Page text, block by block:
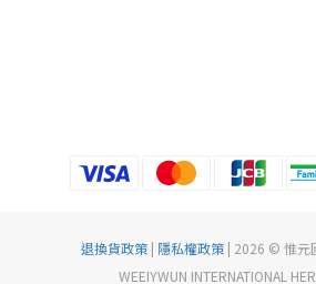
退換貨政策| 隱私權政策| 2026 © 惟元
WEEIYWUN INTERNATIONAL